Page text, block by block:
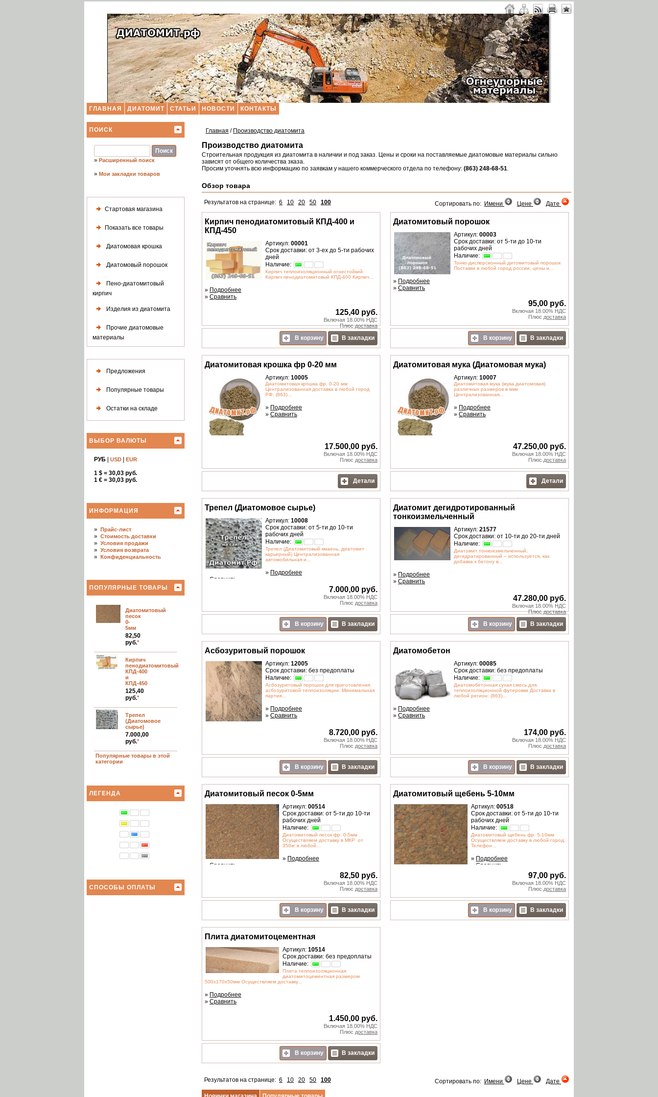
ГЛАВНАЯ ДИАТОМИТ СТАТЬИ НОВОСТИ КОНТАКТЫ
ПОИСК
» Расширенный поиск
» Мои закладки товаров
Стартовая магазина
Показать все товары
Диатомовая крошка
Диатомовый порошок
Пено-диатомитовый
кирпич
Изделия из диатомита
Прочие диатомовые
материалы
Предложения
Популярные товары
Остатки на складе
ВЫБОР ВАЛЮТЫ
РУБ USD EUR
1 $ = 30,03 руб.
1 € = 30,03 руб.
ИНФОРМАЦИЯ
» Прайс-лист
» Стоимость доставки
» Условия продажи
» Условия возврата
» Конфиденциальность
ПОПУЛЯРНЫЕ ТОВАРЫ
Диатомитовый
песок
0-
5мм
82,50
руб.*
Кирпич
пенодиатомитовый
КПД-400
и
КПД-450
125,40
руб.*
Трепел
(Диатомовое
сырье)
7.000,00
руб.*
Популярные товары в этой
категории
ЛЕГЕНДА
СПОСОБЫ ОПЛАТЫ
Главная / Производство диатомита
Производство диатомита
Строительная продукция из диатомита в наличии и под заказ. Цены и сроки на поставляемые диатомовые материалы сильно
зависят от общего количества зказа.
Просим уточнять всю информацию по заявкам у нашего коммерческого отдела по телефону: (863) 248-68-51.
Обзор товара
Результатов на странице: 6 10 20 50 100 Сортировать по: Имени Цене Дате
Кирпич пенодиатомитовый КПД-400 и
КПД-450
Артикул: 00001
Срок доставки: от 3-ех до 5-ти рабочих
дней
Наличие:
Кирпич теплоизоляционный огнестойкий:
Кирпич пенодиатомитовый КПД-400 Кирпич...
» Подробнее
» Сравнить
125,40 руб.
Включая 18.00% НДС
Плюсдоставка
В корзину В закладки
Диатомитовый порошок
Артикул:00003
Срок доставки: от 5-ти до 10-ти
рабочих дней
Наличие:
Тонко-дисперсионный дитомитовый порошок
Поставки в любой город россии, цены и...
» Подробнее
»Сравнить
95,00 руб.
Включая 18.00% НДС
Плюс доставка
В корзину В закладки
Диатомитовая крошка фр 0-20 мм
Артикул: 10005
Диатомитовая крошка фр. 0-20 мм
Централизованная доставка в любой город
РФ: (863)...
» Подробнее
» Сравнить
17.500,00 руб.
Включая 18.00% НДС
Плюс доставка
Детали
Диатомитовая мука (Диатомовая мука)
Артикул:10007
Диатомитовая мука (мука диатомовая)
различных размеров в мкм
Централизованная...
» Подробнее
»Сравнить
47.250,00 руб.
Включая 18.00% НДС
Плюс доставка
Детали
Трепел (Диатомовое сырье)
Артикул: 10008
Срок доставки: от 5-ти до 10-ти
рабочих дней
Наличие:
Трепел (Диатомитовый кмаень, диатомит
карьерный) Централизованная
автомобильная и...
» Подробнее
Сравнить
7.000,00 руб.
Включая 18.00% НДС
Плюс доставка
В корзину В закладки
Диатомит дегидротированный
тонкоизмельченный
Артикул:21577
Срок доставки: от 10-ти до 20-ти дней
Наличие:
Диатомит тонкоизмельченный,
дегидратированный – используется, как
добавка к бетону в...
» Подробнее
»Сравнить
47.280,00 руб.
Включая 18.00% НДС
Плюсдоставка
В корзину В закладки
Асбозуритовый порошок
Артикул: 12005
Срок доставки: без предоплаты
Наличие:
Асбозуритовый порошок для приготовления
асбозуритовой теплоизоляции. Минимальная
партия...
» Подробнее
» Сравнить
8.720,00 руб.
Включая 18.00% НДС
Плюс доставка
В корзину В закладки
Диатомобетон
Артикул:00085
Срок доставки: без предоплаты
Наличие:
Диатомобетонная сухая смесь для
теплоизоляционной футеровки Доставка в
любой регион: (863)...
» Подробнее
»Сравнить
174,00 руб.
Включая 18.00% НДС
Плюс доставка
В корзину В закладки
Диатомитовый песок 0-5мм
Артикул: 00514
Срок доставки: от 5-ти до 10-ти
рабочих дней
Наличие:
Диатомитовый песок фр. 0-5мм
Осуществляем доставку в МКР от
350кг в любой...
» Подробнее
Сравнить
82,50 руб.
Включая 18.00% НДС
Плюс доставка
В корзину В закладки
Диатомитовый щебень 5-10мм
Артикул:00518
Срок доставки: от 5-ти до 10-ти
рабочих дней
Наличие:
Диатомитовый щебень фр. 5-10мм
Осуществляем доставку в любой город.
Телефон...
» Подробнее
Сравнить
97,00 руб.
Включая 18.00% НДС
Плюс доставка
В корзину В закладки
Плита диатомитоцементная
Артикул: 10514
Срок доставки: без предоплаты
Наличие:
Плита теплоизоляционная
диатомитоцементная размером
500х170х50мм Осуществляем доставку...
» Подробнее
» Сравнить
1.450,00 руб.
Включая 18.00% НДС
Плюс доставка
В корзину В закладки
Результатов на странице: 6 10 20 50 100 Сортировать по: Имени Цене Дате